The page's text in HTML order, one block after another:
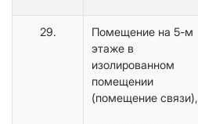
29.
Помещение на 5-м
этаже в
изолированном
помещении
(помещение связи),